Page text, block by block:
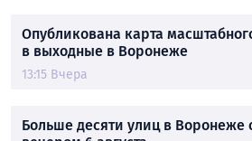
Опубликована карта
в выходные в Воронеже
13:15 Вчера
Больше десяти улиц в Воронеже